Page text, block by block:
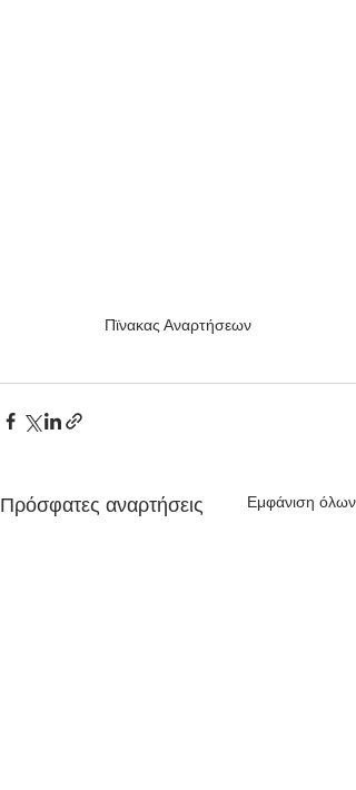
Πϊνακας Αναρτήσεων
Πρόσφατες αναρτήσεις Εμφάνιση όλων